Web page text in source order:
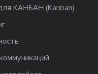
КАНБАН (Kanban)